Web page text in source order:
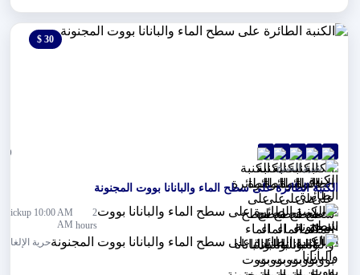
30 $
(0)
شرم الشيخ
الكنبة الطائرة على سطح الماء والبانانا بووت المجنونة
2
hours
Pickup 10:00 AM
AM
حرية الإلغاء